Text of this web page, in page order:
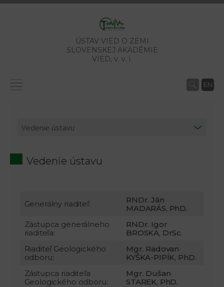
ÚSTAV VIED O ZEMI
SLOVENSKEJ AKADÉMIE
VIED, v. v. i.
EN
Vedenie ústavu
Generálny riaditeľ:
RNDr. Ján
MADARÁS, PhD.
Zástupca generálneho
riaditeľa:
RNDr. Igor
BROSKA, DrSc.
Riaditeľ Geologického
odboru:
Mgr. Radovan
KYŠKA-PIPÍK, PhD.
Zástupca riaditeľa
Geologického odboru:
Mgr. Dušan
STAREK, PhD.